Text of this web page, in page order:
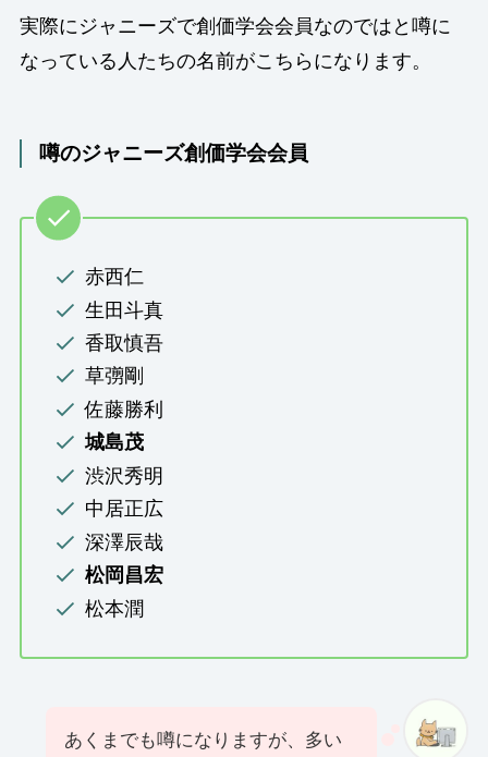
実際にジャニーズで創価学会会員なのではと噂に
なっている人たちの名前がこちらになります。
噂のジャニーズ創価学会会員
赤西仁
生田斗真
香取慎吾
草彅剛
佐藤勝利
城島茂
渋沢秀明
中居正広
深澤辰哉
松岡昌宏
松本潤
あくまでも噂になりますが、多い